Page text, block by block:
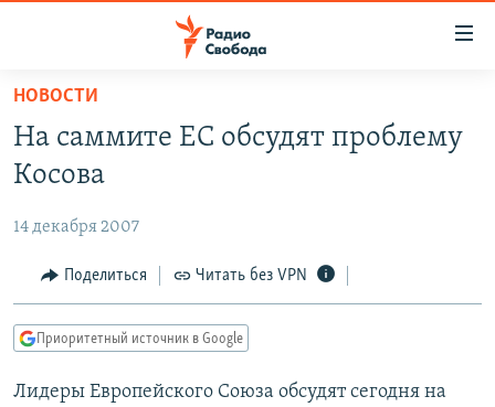
упрощенного
доступа
Вернуться
основному
Вернутся
главной
навигации
Вернутся
ЦИТАТЫ СВОБОДЫ
МНЕНИЯ
IDEL.РЕАЛИИ
КАВКАЗ.РЕАЛИИ
НОВОСТИ
На саммите ЕС обсудят проблему
Косова
14 декабря 2007
Поделиться Читать без VPN
Приоритетный источник в Google
Лидеры Европейского Союза обсудят сегодня на